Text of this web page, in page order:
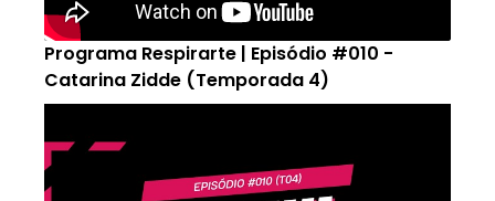
Programa Respirarte | Episódio #010 -
Catarina Zidde (Temporada 4)